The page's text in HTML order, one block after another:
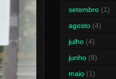
setembro (1)
agosto (4)
julho (4)
junho (8)
maio (1)